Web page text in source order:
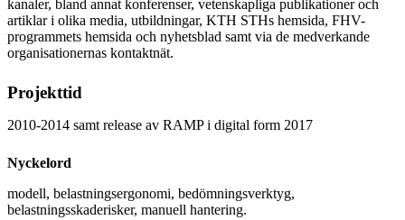
kanaler, bland annat konferenser, vetenskapliga publikationer och
artiklar i olika media, utbildningar, KTH STHs hemsida, FHV-
programmets hemsida och nyhetsblad samt via de medverkande
organisationernas kontaktnät.
Projekttid
2010-2014 samt release av RAMP i digital form 2017
Nyckelord
modell, belastningsergonomi, bedömningsverktyg,
belastningsskaderisker, manuell hantering.